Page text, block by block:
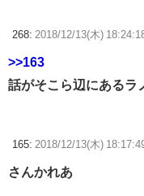
268: 2018/12/13(木)
>>163
話がそこら辺にあるラ
165: 2018/12/13(木)
さんかれあ